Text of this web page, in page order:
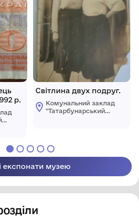
р.
Світлина двух подруг.
Комунальний заклад
"Татарбунарський
експонати музею